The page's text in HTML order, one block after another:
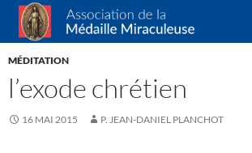
Association de la Médaille Miraculeuse
Recherche
ALLER
AU
MÉDITATION
l’exode chrétien
16 MAI 2015 P. JEAN-DANIEL PLANCHOT